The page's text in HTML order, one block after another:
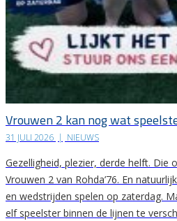
Vrouwen 2 kan nog wat
31 JULI 2026 | NIEUWS
Gezelligheid, plezier, derde helft. Die
Vrouwen 2 van Rohda’76. En
en wedstrijden spelen op zaterdag.
elf speelster binnen de lijnen te